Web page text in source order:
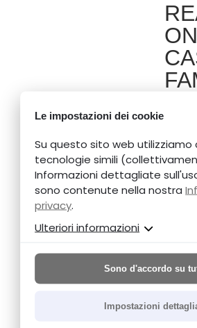
case
modo
loro
delle
Le impostazioni dei cookie
Su questo sito web utilizziamo
tecnologie simili
Informazioni dettagliate
sono contenute nella nostra
privacy.
Ulteriori informazioni
Sono d'accordo su
Impostazioni